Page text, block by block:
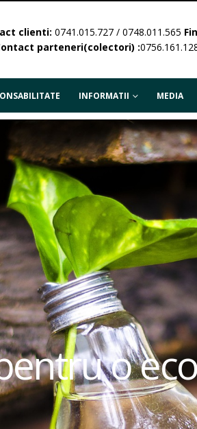
clienti: 0741.015.727 / 0748.011.565
parteneri(colectori) :
INFORMATII MEDIA
o